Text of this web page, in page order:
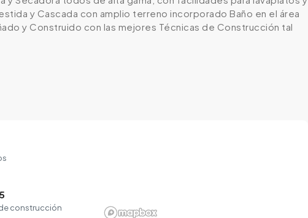
y Cascada con amplio terreno incorporado Baño en el área
y Construido con las mejores Técnicas de Construcción tal
construcción